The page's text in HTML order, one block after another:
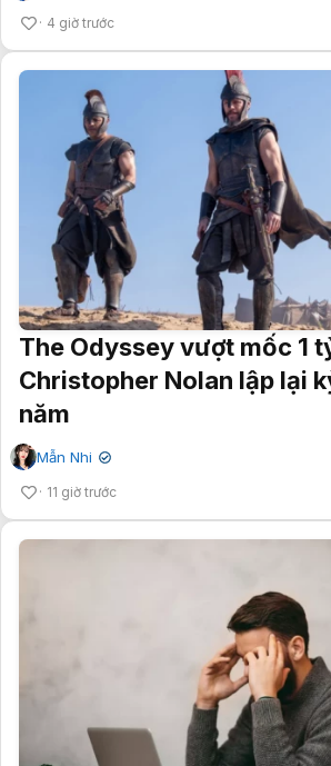
4 giờ trước
The Odyssey vượt mốc 1
Christopher Nolan lập lại
năm
Mẫn Nhi ✔
11 giờ trước